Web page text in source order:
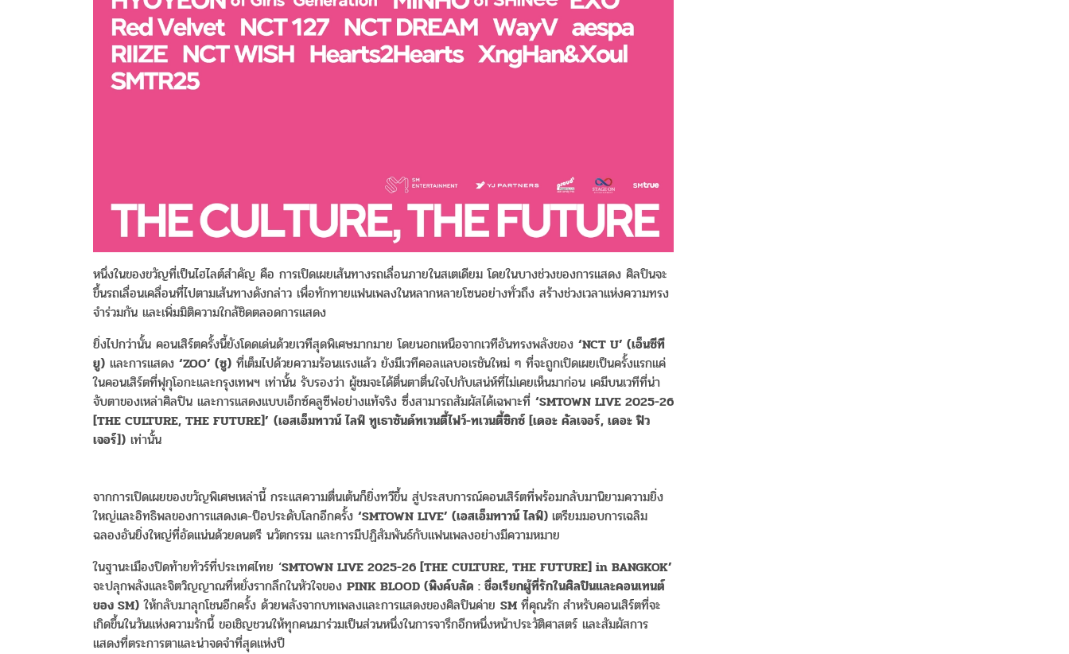
หนึ่งในของขวัญที่เป็นไฮไลต์สำคัญ คือ การเปิดเผยเส้นทางรถเลื่อนภายในสเตเดียม โดยในบางช่วงของการแสดง ศิลปินจะ
ขึ้นรถเลื่อนเคลื่อนที่ไปตามเส้นทางดังกล่าว เพื่อทักทายแฟนเพลงในหลากหลายโซนอย่างทั่วถึง สร้างช่วงเวลาแห่งความทรง
จำร่วมกัน และเพิ่มมิติความใกล้ชิดตลอดการแสดง
ยิ่งไปกว่านั้น คอนเสิร์ตครั้งนี้ยังโดดเด่นด้วยเวทีสุดพิเศษมากมาย โดยนอกเหนือจากเวทีอันทรงพลังของ ‘NCT U’ (เอ็นซีที
ยู) และการแสดง ‘ZOO’ (ซู) ที่เต็มไปด้วยความร้อนแรงแล้ว ยังมีเวทีคอลแลบอเรชันใหม่ ๆ ที่จะถูกเปิดเผยเป็นครั้งแรกแค่
ในคอนเสิร์ตที่ฟุกุโอกะและกรุงเทพฯ เท่านั้น รับรองว่า ผู้ชมจะได้ตื่นตาตื่นใจไปกับเสน่ห์ที่ไม่เคยเห็นมาก่อน เคมีบนเวทีที่น่า
จับตาของเหล่าศิลปิน และการแสดงแบบเอ็กซ์คลูซีฟอย่างแท้จริง ซึ่งสามารถสัมผัสได้เฉพาะที่ ‘SMTOWN LIVE 2025-26
[THE CULTURE, THE FUTURE]’ (เอสเอ็มทาวน์ ไลฟ์ ทูเธาซันด์ทเวนตี้ไฟว์-ทเวนตี้ซิกซ์ [เดอะ คัลเจอร์, เดอะ ฟิว
เจอร์]) เท่านั้น
จากการเปิดเผยของขวัญพิเศษเหล่านี้ กระแสความตื่นเต้นก็ยิ่งทวีขึ้น สู่ประสบการณ์คอนเสิร์ตที่พร้อมกลับมานิยามความยิ่ง
ใหญ่และอิทธิพลของการแสดงเค-ป็อประดับโลกอีกครั้ง ‘SMTOWN LIVE’ (เอสเอ็มทาวน์ ไลฟ์) เตรียมมอบการเฉลิม
ฉลองอันยิ่งใหญ่ที่อัดแน่นด้วยดนตรี นวัตกรรม และการมีปฏิสัมพันธ์กับแฟนเพลงอย่างมีความหมาย
ในฐานะเมืองปิดท้ายทัวร์ที่ประเทศไทย ‘SMTOWN LIVE 2025-26 [THE CULTURE, THE FUTURE] in BANGKOK’
จะปลุกพลังและจิตวิญญาณที่หยั่งรากลึกในหัวใจของ PINK BLOOD (พิงค์บลัด : ชื่อเรียกผู้ที่รักในศิลปินและคอนเทนต์
ของ SM) ให้กลับมาลุกโชนอีกครั้ง ด้วยพลังจากบทเพลงและการแสดงของศิลปินค่าย SM ที่คุณรัก สำหรับคอนเสิร์ตที่จะ
เกิดขึ้นในวันแห่งความรักนี้ ขอเชิญชวนให้ทุกคนมาร่วมเป็นส่วนหนึ่งในการจารึกอีกหนึ่งหน้าประวัติศาสตร์ และสัมผัสการ
แสดงที่ตระการตาและน่าจดจำที่สุดแห่งปี